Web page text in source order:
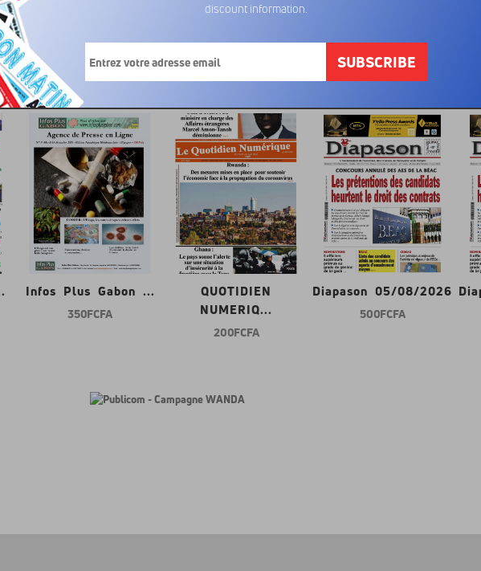
l'economie 03/08/2026
400FCFA 400FCFA
aimé...
Infos Plus Gabon ...
350 FCFA
QUOTIDIEN
NUMERIQ...
200 FCFA
Diapason 05/08/2026
500 FCFA
discount information.
SUBSCRIBE